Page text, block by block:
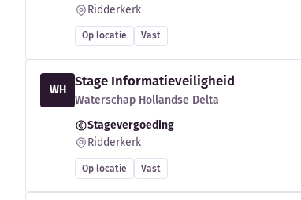
Ridderkerk
Op locatie Vast
WH
Stage Informatieveiligheid
Waterschap Hollandse Delta
Stagevergoeding
Ridderkerk
Op locatie Vast